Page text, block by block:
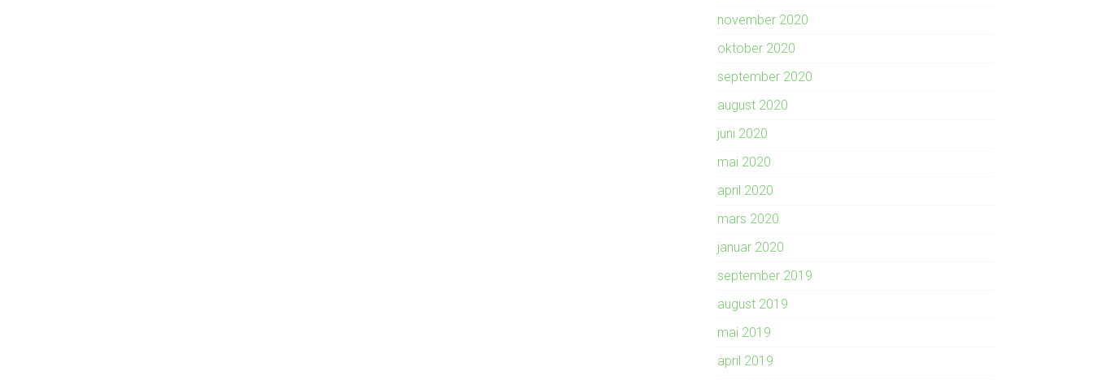
november 2020
oktober 2020
september 2020
august 2020
juni 2020
mai 2020
april 2020
mars 2020
januar 2020
september 2019
august 2019
mai 2019
april 2019